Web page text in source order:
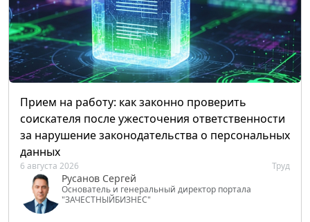
Прием на работу: как законно проверить
соискателя после ужесточения ответственности
за нарушение законодательства о персональных
данных
6 августа 2026 Труд
Русанов Сергей
Основатель и генеральный директор портала
"ЗАЧЕСТНЫЙБИЗНЕС"